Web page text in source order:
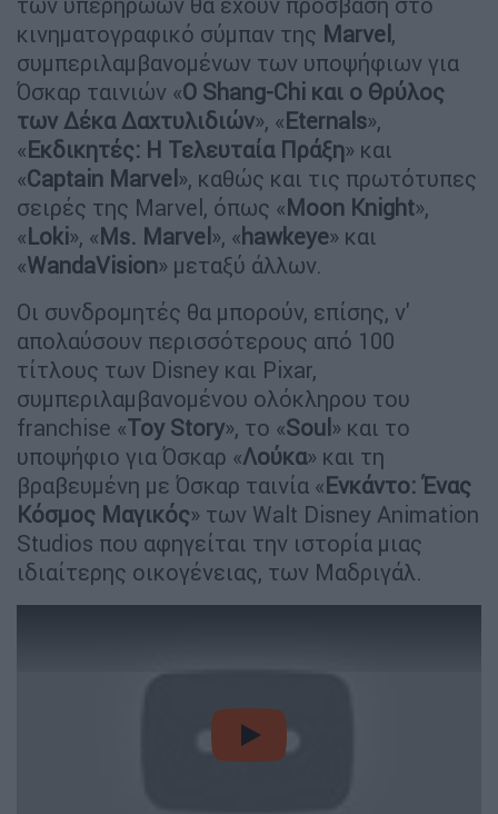
κινηματογραφικό σύμπαν της Marvel ,
συμπεριλαμβανομένων των υποψήφιων για
Όσκαρ ταινιών «O Shang-Chi και ο Θρύλος
των Δέκα Δαχτυλιδιών», «Eternals»,
«Εκδικητές: Η Τελευταία Πράξη» και
«Captain Marvel », καθώς και τις πρωτότυπες
σειρές της Marvel, όπως «Moon Knight»,
«Loki», «Ms. Marvel », «hawkeye» και
«WandaVision» μεταξύ άλλων.
Οι συνδρομητές θα μπορούν, επίσης, ν'
απολαύσουν περισσότερους από 100
τίτλους των Disney και Pixar,
συμπεριλαμβανομένου ολόκληρου του
franchise «Toy Story», το «Soul » και το
υποψήφιο για Όσκαρ «Λούκα» και τη
βραβευμένη με Όσκαρ ταινία «Ενκάντο: Ένας
Κόσμος Μαγικός» των Walt Disney Animation
Studios που αφηγείται την ιστορία μιας
ιδιαίτερης οικογένειας, των Μαδριγάλ.
video